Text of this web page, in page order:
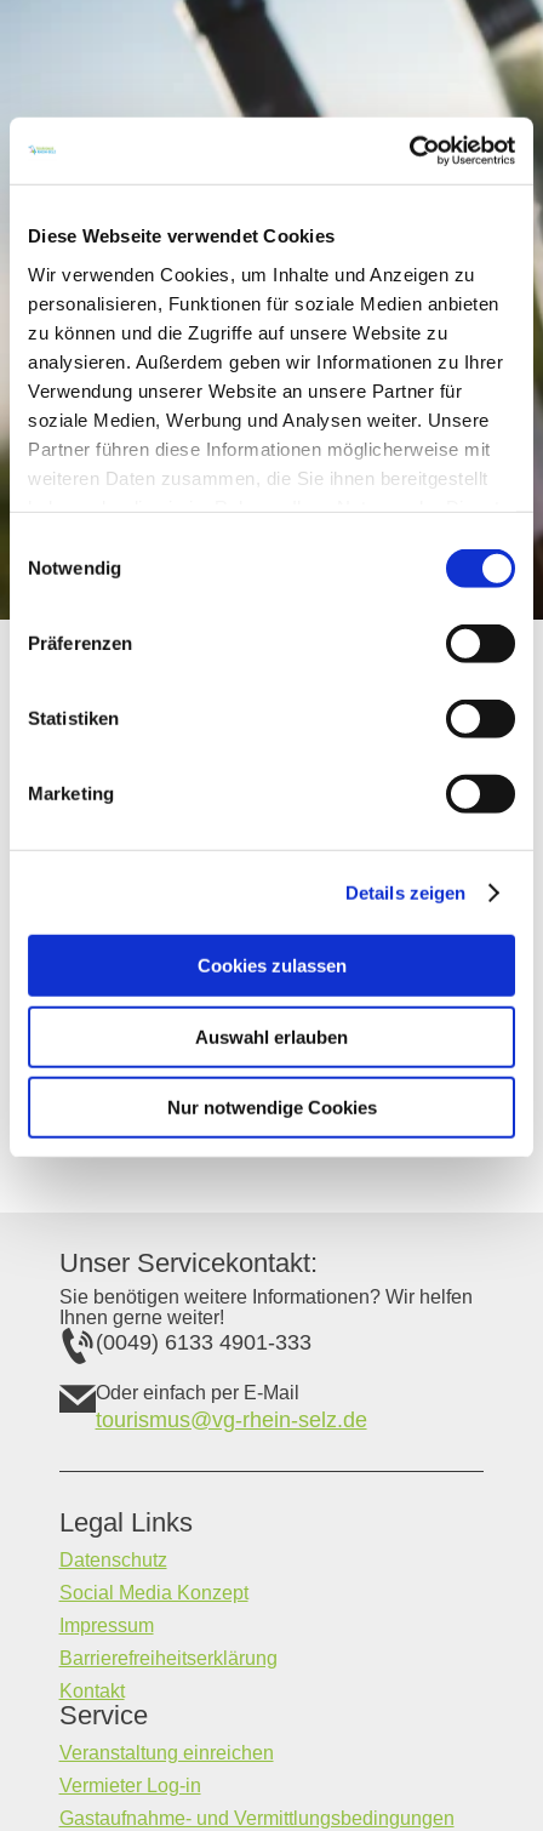
Diese Webseite verwendet Cookies
Wir verwenden Cookies, um Inhalte und Anzeigen zu
personalisieren, Funktionen für soziale Medien anbieten
zu können und die Zugriffe auf unsere Website zu
analysieren. Außerdem geben wir Informationen zu Ihrer
Verwendung unserer Website an unsere Partner für
soziale Medien, Werbung und Analysen weiter. Unsere
Partner führen diese Informationen möglicherweise mit
weiteren Daten zusammen, die Sie ihnen bereitgestellt
Notwendig
Präferenzen
Statistiken
Marketing
Details zeigen
Cookies zulassen
Auswahl erlauben
Nur notwendige Cookies
schmeckt. Wir sind eine Winzerfamilie mit Boden unter den Füßen und Leidenschaft im Herzen. Ob
bei einem Glas Secco auf der Terrasse oder einem Rotwein am Kamin: Wir freuen uns, Sie mit
unseren Weinen zu begeistern!
Kontaktinformationen:
Weingut Antweiler
Untergasse 14
Volxheim
Tel:(0049) 6703 891
info@weingut-antweiler.de
http://www.weingut-
antweiler.de
Instagram:http://instagram.com/weingut.antweiler/
Unser Servicekontakt:
Sie benötigen weitere Informationen? Wir helfen
Ihnen gerne weiter!
(0049) 6133 4901-333
Oder einfach per E-Mail
tourismus@vg-rhein-selz.de
Legal Links
Datenschutz
Social Media Konzept
Impressum
Barrierefreiheitserklärung
Kontakt
Service
Veranstaltung einreichen
Vermieter Log-in
Gastaufnahme- und Vermittlungsbedingungen